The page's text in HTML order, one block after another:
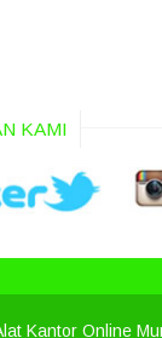
KAMI
Kantor Online